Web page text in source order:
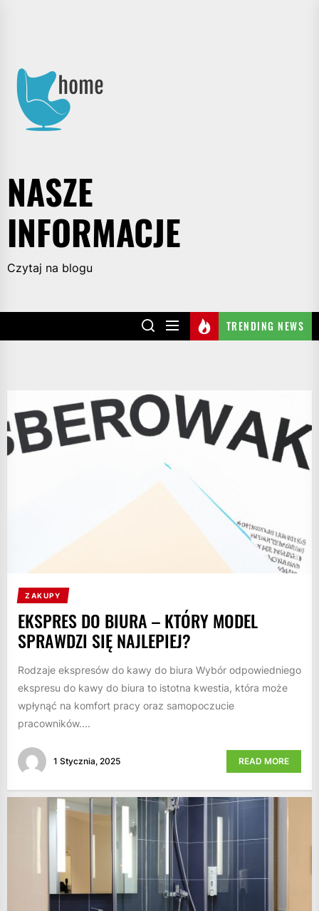
NASZE
INFORMACJE
Czytaj na blogu
TRENDING NEWS
ZAKUPY
EKSPRES DO BIURA – KTÓRY MODEL
SPRAWDZI SIĘ NAJLEPIEJ?
Rodzaje ekspresów do kawy do biura Wybór odpowiedniego
ekspresu do kawy do biura to istotna kwestia, która może
wpłynąć na komfort pracy oraz samopoczucie
pracowników....
1 Stycznia, 2025 READ MORE